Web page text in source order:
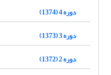
دوره 4 (1374)
دوره 3 (1373)
دوره 2 (1372)